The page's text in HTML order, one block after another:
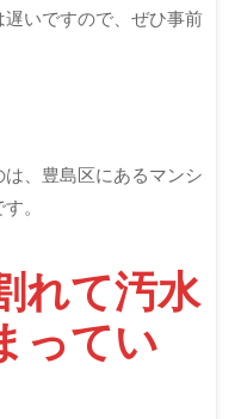
いですので、ぜひ事前
、豊島区にあるマンシ
。
れて汚水
ってい